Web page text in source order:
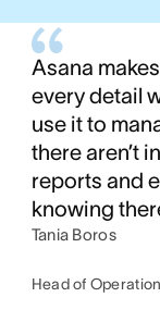
Asana
every detail
use it to
there aren’t
reports and
knowing
Tania Boros
Head of